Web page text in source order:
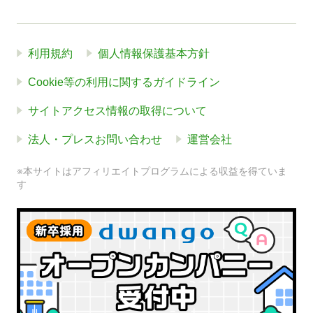
利用規約 個人情報保護基本方針
Cookie等の利用に関するガイドライン
サイトアクセス情報の取得について
法人・プレスお問い合わせ 運営会社
※本サイトはアフィリエイトプログラムによる収益を得ていま
す